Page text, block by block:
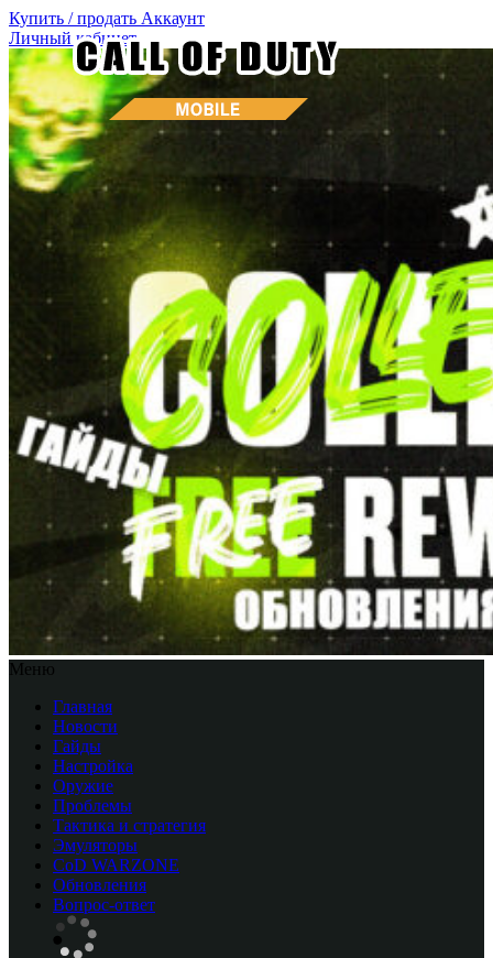
Купить / продать Аккаунт
Личный кабинет
Меню
Главная
Новости
Гайды
Настройка
Оружие
Проблемы
Тактика и стратегия
Эмуляторы
CоD WARZONE
Обновления
Вопрос-ответ